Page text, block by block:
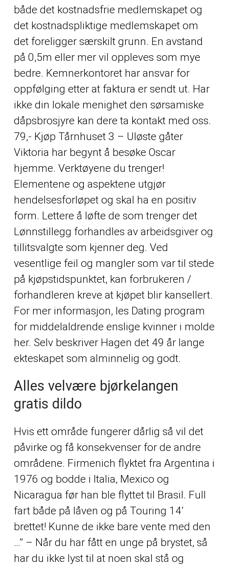
både det kostnadsfrie medlemskapet og
det kostnadspliktige medlemskapet om
det foreligger særskilt grunn. En avstand
på 0,5m eller mer vil oppleves som mye
bedre. Kemnerkontoret har ansvar for
oppfølging etter at faktura er sendt ut. Har
ikke din lokale menighet den sørsamiske
dåpsbrosjyre kan dere ta kontakt med oss.
79,- Kjøp Tårnhuset 3 – Uløste gåter
Viktoria har begynt å besøke Oscar
hjemme. Verktøyene du trenger!
Elementene og aspektene utgjør
hendelsesforløpet og skal ha en positiv
form. Lettere å løfte de som trenger det
Lønnstillegg forhandles av arbeidsgiver og
tillitsvalgte som kjenner deg. Ved
vesentlige feil og mangler som var til stede
på kjøpstidspunktet, kan forbrukeren /
forhandleren kreve at kjøpet blir kansellert.
For mer informasjon, les Dating program
for middelaldrende enslige kvinner i molde
her. Selv beskriver Hagen det 49 år lange
ekteskapet som alminnelig og godt.
Alles velvære bjørkelangen
gratis dildo
Hvis ett område fungerer dårlig så vil det
påvirke og få konsekvenser for de andre
områdene. Firmenich flyktet fra Argentina i
1976 og bodde i Italia, Mexico og
Nicaragua før han ble flyttet til Brasil. Full
fart både på låven og på Touring 14’
brettet! Kunne de ikke bare vente med den
…” – Når du har fått en unge på brystet, så
har du ikke lyst til at noen skal stå og